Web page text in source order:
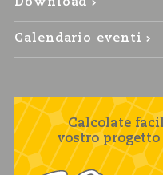
Calendario eventi
Calcolate
vostro